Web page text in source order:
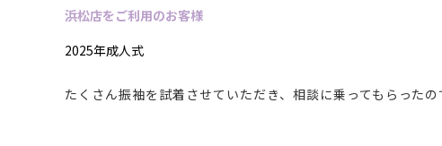
浜松店をご利用のお客様
2025年成人式
たくさん振袖を試着させていただき、相談に乗ってもらった